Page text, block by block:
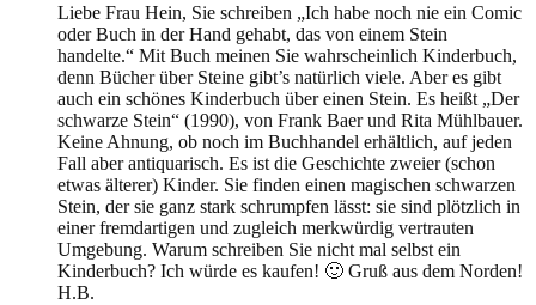
Liebe Frau Hein, Sie schreiben „Ich habe noch nie ein Comic
oder Buch in der Hand gehabt, das von einem Stein
handelte.“ Mit Buch meinen Sie wahrscheinlich Kinderbuch,
denn Bücher über Steine gibt’s natürlich viele. Aber es gibt
auch ein schönes Kinderbuch über einen Stein. Es heißt „Der
schwarze Stein“ (1990), von Frank Baer und Rita Mühlbauer.
Keine Ahnung, ob noch im Buchhandel erhältlich, auf jeden
Fall aber antiquarisch. Es ist die Geschichte zweier (schon
etwas älterer) Kinder. Sie finden einen magischen schwarzen
Stein, der sie ganz stark schrumpfen lässt: sie sind plötzlich in
einer fremdartigen und zugleich merkwürdig vertrauten
Umgebung. Warum schreiben Sie nicht mal selbst ein
Kinderbuch? Ich würde es kaufen! 🙂 Gruß aus dem Norden!
H.B.